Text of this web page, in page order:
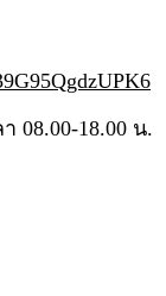
08.00-18.00 น.